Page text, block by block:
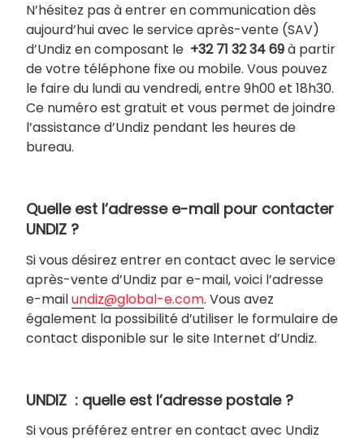
N’hésitez pas à entrer en communication dès
aujourd’hui avec le service après-vente (SAV)
d’Undiz en composant le +32 71 32 34 69à partir
de votre téléphone fixe ou mobile. Vous pouvez
le faire du lundi au vendredi, entre 9h00 et 18h30.
Ce numéro est gratuit et vous permet de joindre
l’assistance d’Undiz pendant les heures de
bureau.
Quelle est l’adresse e-mail pour contacter
UNDIZ ?
Si vous désirez entrer en contact avec le service
après-vente d’Undiz par e-mail, voici l’adresse
e-mailundiz@global-e.com. Vous avez
également la possibilité d’utiliser le formulaire de
contact disponible sur le site Internet d’Undiz.
UNDIZ : quelle est l’adresse postale ?
Si vous préférez entrer en contact avec Undiz